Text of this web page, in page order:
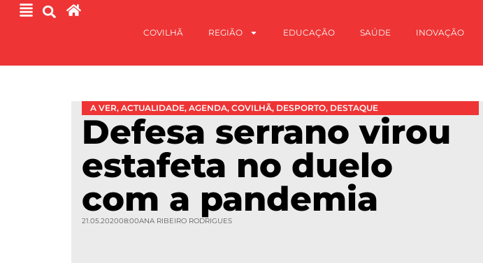
COVILHÃ REGIÃO EDUCAÇÃO SAÚDE INOVAÇÃO
A VER, ACTUALIDADE, AGENDA, COVILHÃ, DESPORTO, DESTAQUE
Defesa serrano virou
estafeta no duelo
com a pandemia
21.05.202008:00ANA RIBEIRO RODRIGUES